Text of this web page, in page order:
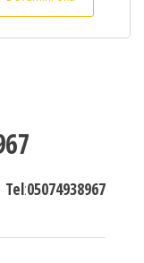
Tel:05074938967